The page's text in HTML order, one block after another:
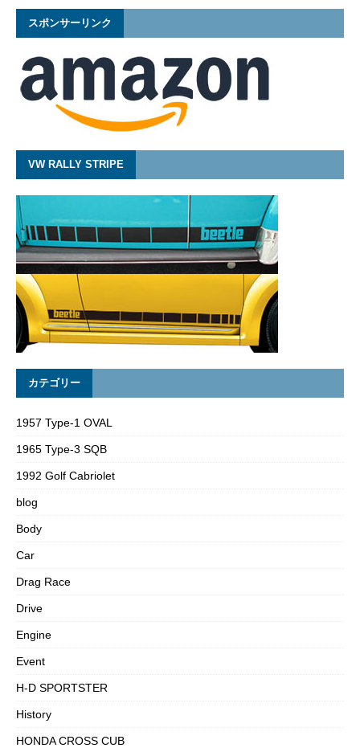
スポンサーリンク
VW RALLY STRIPE
カテゴリー
1957 Type-1 OVAL
1965 Type-3 SQB
1992 Golf Cabriolet
blog
Body
Car
Drag Race
Drive
Engine
Event
H-D SPORTSTER
History
HONDA CROSS CUB